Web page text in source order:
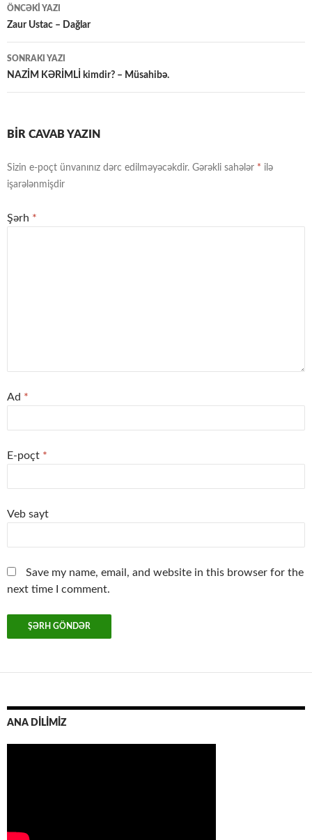
üzrə
naviqasiya
ÖNCƏKI YAZI
Zaur Ustac – Dağlar
SONRAKI YAZI
NAZİM KƏRİMLİ kimdir? – Müsahibə.
BIR CAVAB YAZIN
Sizin e-poçt ünvanınız dərc edilməyəcəkdir. Gərəkli sahələr * ilə
işarələnmişdir
Şərh *
Ad *
E-poçt *
Veb sayt
Save my name, email, and website in this browser for the
next time I comment.
ANA DİLİMİZ